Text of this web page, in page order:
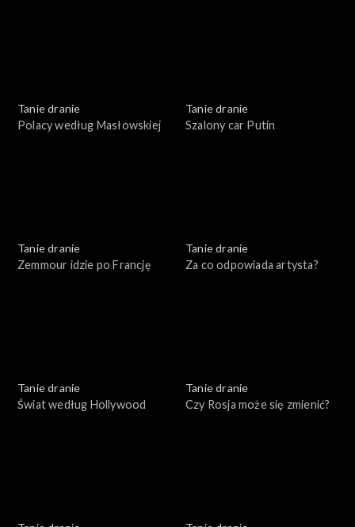
Tanie dranie
Polacy według Masłowskiej
Tanie dranie
Szalony car Putin
Tanie dranie
Zemmour idzie po Francję
Tanie dranie
Za co odpowiada artysta?
Tanie dranie
Świat według Hollywood
Tanie dranie
Czy Rosja może się zmienić?